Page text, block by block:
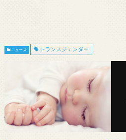
ニュース トランスジェンダー